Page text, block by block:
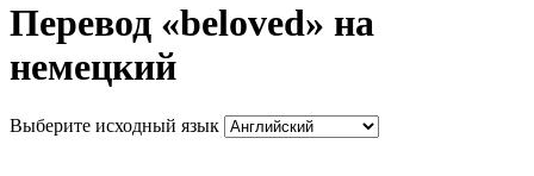
Перевод «beloved» на
немецкий
Выберите исходный язык